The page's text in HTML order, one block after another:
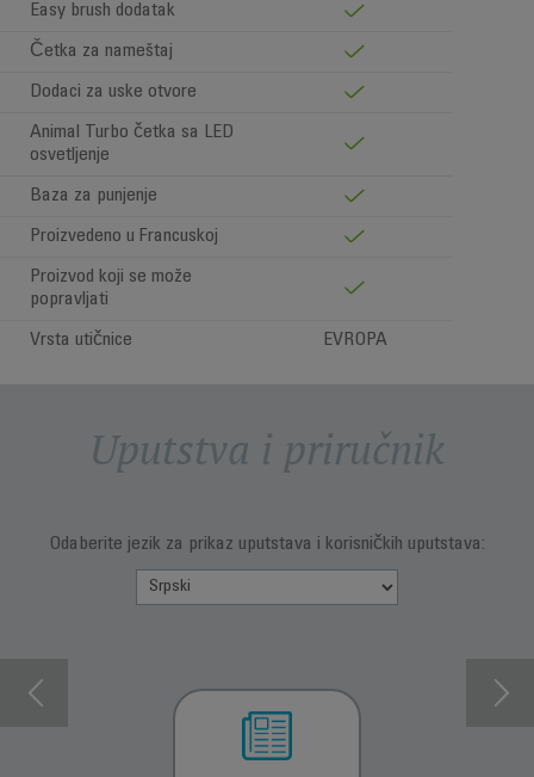
Easy brush dodatak
Četka za nameštaj
Dodaci za uske otvore
Animal Turbo četka sa LED
osvetljenje
Baza za punjenje
Proizvedeno u Francuskoj
Proizvod koji se može
popravljati
Vrsta utičnice EVROPA
Uputstva i priručnik
Odaberite jezik za prikaz uputstava i korisničkih uputstava: